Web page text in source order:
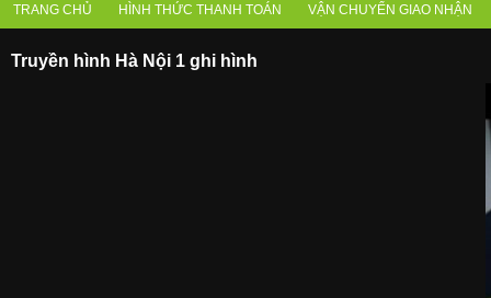
TRANG CHỦ HÌNH THỨC THANH TOÁN VẬN CHUYỂN GIAO NHẬN
Truyền hình Hà Nội 1 ghi hình